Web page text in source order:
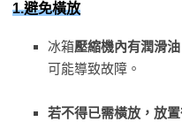
1.避免橫放
冰箱壓縮機內有潤滑油
可能導致故障。
若不得已需橫放，放